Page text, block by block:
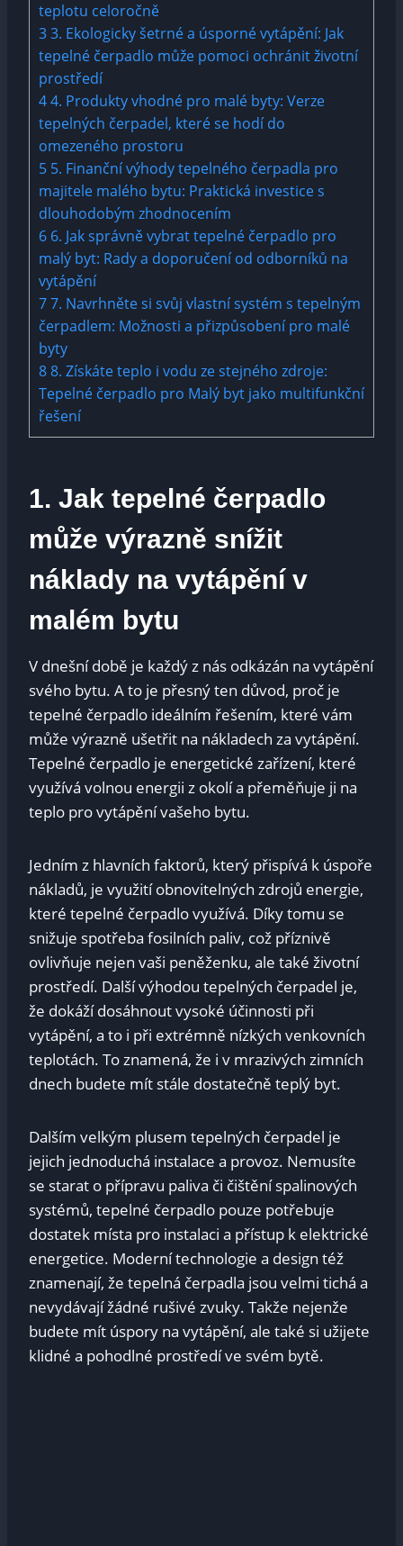
teplotu celoročně
33. Ekologicky šetrné a úsporné vytápění: Jak
tepelné čerpadlo může pomoci ochránit životní
prostředí
44. Produkty vhodné pro malé byty: Verze
tepelných čerpadel, které se hodí do
omezeného prostoru
5 5. Finanční výhody tepelného čerpadla pro
majitele malého bytu: Praktická investice s
dlouhodobým zhodnocením
6 6. Jak správně vybrat tepelné čerpadlo pro
malý byt: Rady a doporučení od odborníků na
vytápění
77. Navrhněte si svůj vlastní systém s tepelným
čerpadlem: Možnosti a přizpůsobení pro malé
byty
88. Získáte teplo i vodu ze stejného zdroje:
Tepelné čerpadlo pro Malý byt jako multifunkční
řešení
1. Jak tepelné čerpadlo
může výrazně snížit
náklady na vytápění v
malém bytu
V dnešní době je každý z nás odkázán na vytápění
svého bytu. A to je přesný ten důvod, proč je
tepelné čerpadlo ideálním řešením, které vám
může výrazně ušetřit na nákladech za vytápění.
Tepelné čerpadlo je energetické zařízení, které
využívá volnou energii z okolí a přeměňuje ji na
teplo pro vytápění vašeho bytu.
Jedním z hlavních faktorů, který přispívá k úspoře
nákladů, je využití obnovitelných zdrojů energie,
které tepelné čerpadlo využívá. Díky tomu se
snižuje spotřeba fosilních paliv, což příznivě
ovlivňuje nejen vaši peněženku, ale také životní
prostředí. Další výhodou tepelných čerpadel je,
že dokáží dosáhnout vysoké účinnosti při
vytápění, a to i při extrémně nízkých venkovních
teplotách. To znamená, že i v mrazivých zimních
dnech budete mít stále dostatečně teplý byt.
Dalším velkým plusem tepelných čerpadel je
jejich jednoduchá instalace a provoz. Nemusíte
se starat o přípravu paliva či čištění spalinových
systémů, tepelné čerpadlo pouze potřebuje
dostatek místa pro instalaci a přístup k elektrické
energetice. Moderní technologie a design též
znamenají, že tepelná čerpadla jsou velmi tichá a
nevydávají žádné rušivé zvuky. Takže nejenže
budete mít úspory na vytápění, ale také si užijete
klidné a pohodlné prostředí ve svém bytě.